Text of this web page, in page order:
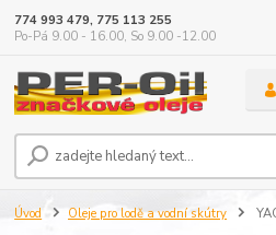
774 993 479, 775 113 255
Po-Pá 9.00 - 16.00, So 9.00 -12.00
Úvod Oleje pro lodě a vodní skútry